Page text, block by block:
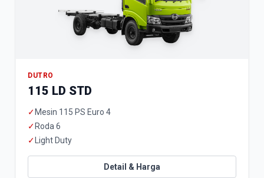
DUTRO
115 LD STD
✓ Mesin 115 PS Euro 4
✓ Roda 6
✓ Light Duty
Detail & Harga